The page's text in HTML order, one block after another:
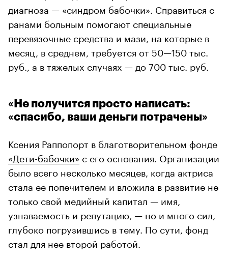
диагноза — «синдром бабочки». Справиться с
ранами больным помогают специальные
перевязочные средства и мази, на которые в
месяц, в среднем, требуется от 50—150 тыс.
руб., а в тяжелых случаях — до 700 тыс. руб.
«Не получится просто написать:
«спасибо, ваши деньги потрачены»
Ксения Раппопорт в благотворительном фонде
«Дети-бабочки» с его основания. Организации
было всего несколько месяцев, когда актриса
стала ее попечителем и вложила в развитие не
только свой медийный капитал — имя,
узнаваемость и репутацию, — но и много сил,
глубоко погрузившись в тему. По сути, фонд
стал для нее второй работой.